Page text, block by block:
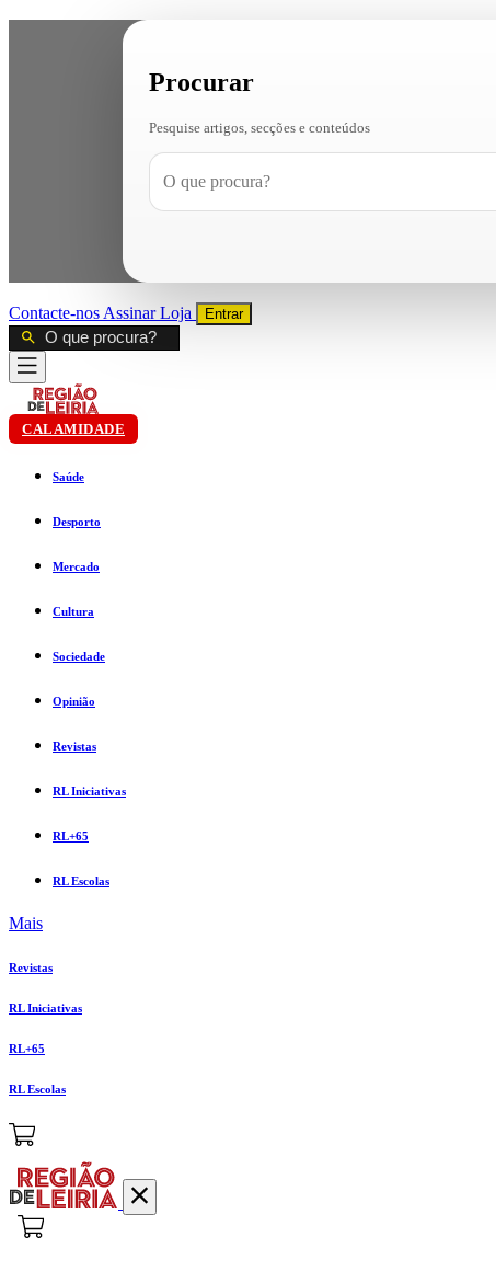
Procurar
Pesquise artigos, secções e conteúdos
Contacte-nos AssinarLoja Entrar
CALAMIDADE
Saúde
Desporto
Mercado
Cultura
Sociedade
Opinião
Revistas
RL Iniciativas
RL+65
RL Escolas
Mais
Revistas
RL Iniciativas
RL+65
RL Escolas